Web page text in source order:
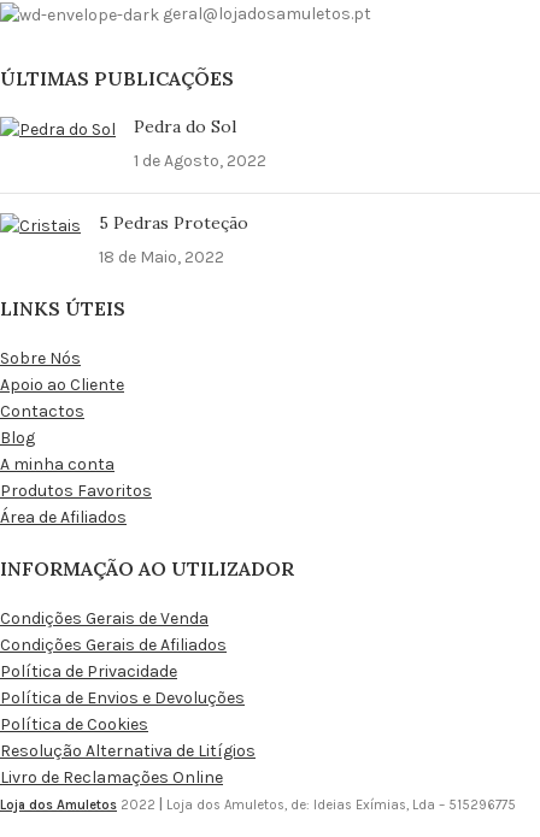
geral@lojadosamuletos.pt
ÚLTIMAS PUBLICAÇÕES
Pedra do Sol
1 de Agosto, 2022
5 Pedras Proteção
18 de Maio, 2022
LINKS ÚTEIS
Sobre Nós
Apoio ao Cliente
Contactos
Blog
A minha conta
Produtos Favoritos
Área de Afiliados
INFORMAÇÃO AO UTILIZADOR
Condições Gerais de Venda
Condições Gerais de Afiliados
Política de Privacidade
Política de Envios e Devoluções
Política de Cookies
Resolução Alternativa de Litígios
Livro de Reclamações Online
Loja dos Amuletos 2022 Loja dos Amuletos, de: Ideias Exímias, Lda – 515296775